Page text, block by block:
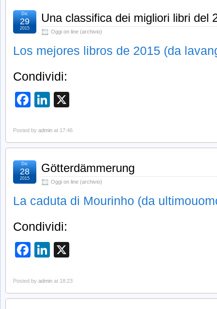
Una classifica dei migliori libri del
Oggi on line (archivio)
Dic
29
2015
Los mejores libros de 2015 (da
Condividi:
Facebook
LinkedIn
Posted by admin at 17:46
Götterdämmerung
Oggi on line (archivio)
Dic
28
2015
La caduta di Mourinho (da
Condividi:
Facebook
LinkedIn
Posted by admin at 18:23